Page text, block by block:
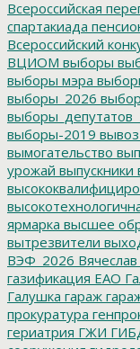
Всероссийская
спартакиада
Всероссийский
ВЦИОМ выборы
выборы мэра
выборы_2026
выборы-2019
вымогательство
урожай выпускники
ярмарка высшее
вытрезвители
ВЭФ_2026
газификация ЕАО
Галушка гараж
прокуратура
гериатрия ГЖИ